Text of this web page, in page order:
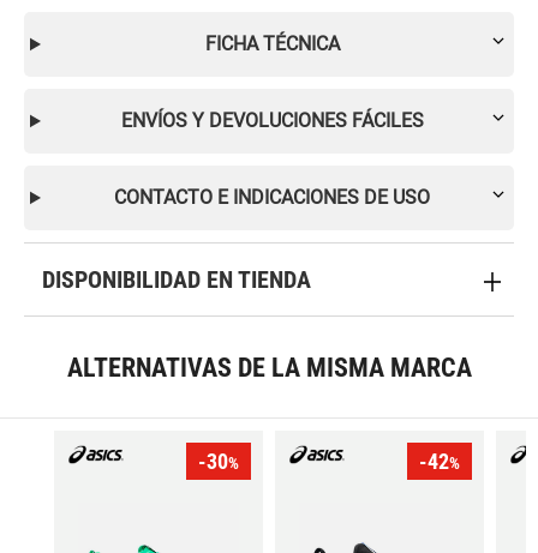
FICHA TÉCNICA
ENVÍOS Y DEVOLUCIONES FÁCILES
CONTACTO E INDICACIONES DE USO
DISPONIBILIDAD EN TIENDA
ALTERNATIVAS DE LA MISMA MARCA
-30% -42%